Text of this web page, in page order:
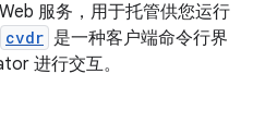
服务，用于托管供您运行
cvdr 是一种客户端命令行界
进行交互。